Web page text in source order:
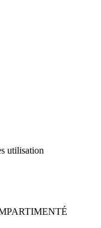
utilisation